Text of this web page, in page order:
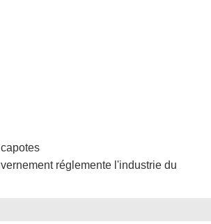
réglemente l'industrie du